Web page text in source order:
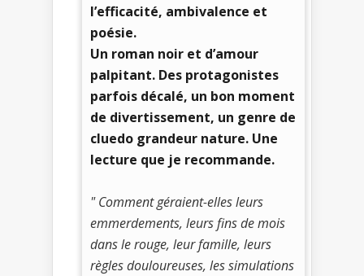
l’efficacité, ambivalence et
poésie.
Un roman noir et d’amour
palpitant. Des protagonistes
parfois décalé, un bon moment
de divertissement, un genre de
cluedo grandeur nature. Une
lecture que je recommande.
" Comment géraient-elles leurs
emmerdements, leurs fins de mois
dans le rouge, leur famille, leurs
règles douloureuses, les simulations